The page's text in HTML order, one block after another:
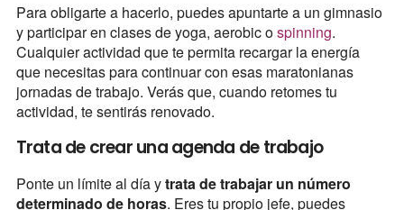
Para obligarte a hacerlo, puedes apuntarte a un gimnasio
y participar en clases de yoga, aerobic ospinning.
Cualquier actividad que te permita recargar la energía
que necesitas para continuar con esas maratonianas
jornadas de trabajo. Verás que, cuando retomes tu
actividad, te sentirás renovado.
Trata de crear una agenda de trabajo
Ponte un límite al día ytrata de trabajar un número
determinado de horas. Eres tu propio jefe, puedes